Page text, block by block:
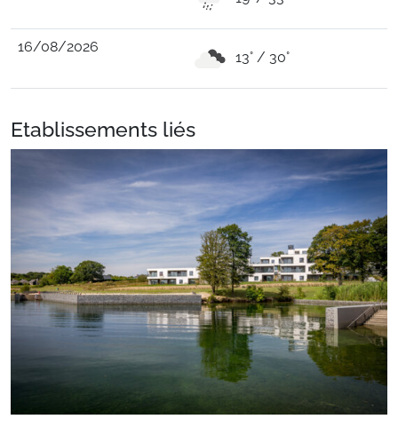
16/08/2026
13° / 30°
Etablissements liés